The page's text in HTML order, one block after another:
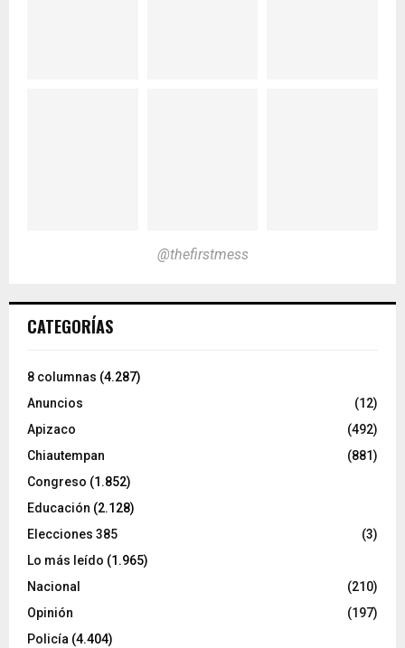
@thefirstmess
CATEGORÍAS
8 columnas (4.287)
Anuncios
(12)
Apizaco
(492)
Chiautempan
(881)
Congreso (1.852)
Educación (2.128)
Elecciones 385
(3)
Lo más leído (1.965)
Nacional
(210)
Opinión
(197)
Policía (4.404)